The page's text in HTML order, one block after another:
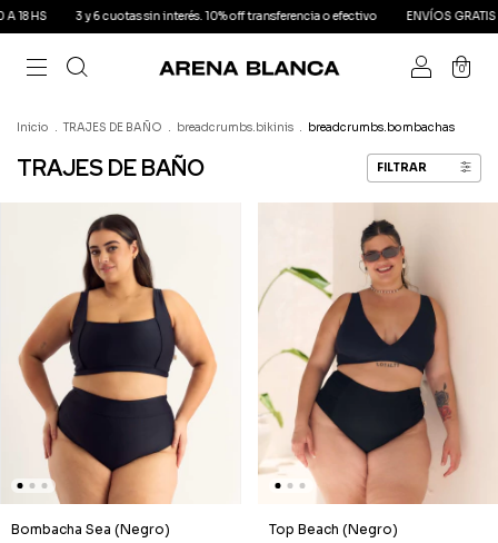
transferencia o efectivo ENVÍOS GRATIS EN TU COMPRA DE $180.000 O MÁS
0
Inicio . TRAJES DE BAÑO . breadcrumbs.bikinis . breadcrumbs.bombachas
TRAJES DE BAÑO FILTRAR
Bombacha Sea (Negro) Top Beach (Negro)